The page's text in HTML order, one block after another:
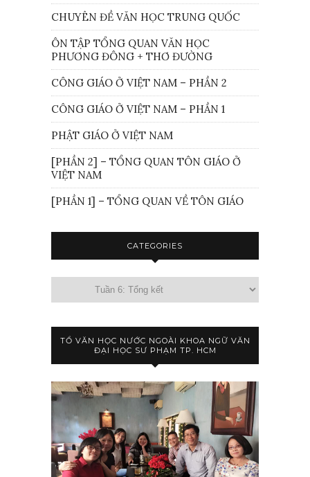
CHUYÊN ĐỀ VĂN HỌC TRUNG QUỐC
ÔN TẬP TỔNG QUAN VĂN HỌC
PHƯƠNG ĐÔNG + THƠ ĐƯỜNG
CÔNG GIÁO Ở VIỆT NAM – PHẦN 2
CÔNG GIÁO Ở VIỆT NAM – PHẦN 1
PHẬT GIÁO Ở VIỆT NAM
[PHẦN 2] – TỔNG QUAN TÔN GIÁO Ở
VIỆT NAM
[PHẦN 1] – TỔNG QUAN VỀ TÔN GIÁO
CATEGORIES
TỔ VĂN HỌC NƯỚC NGOÀI KHOA NGỮ VĂN
ĐẠI HỌC SƯ PHẠM TP. HCM